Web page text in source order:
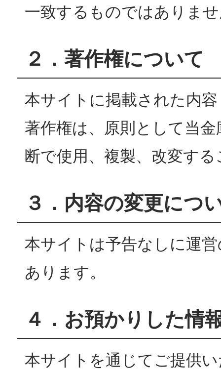
一致するものではありま
２．著作権について
本サイトに掲載された内
著作権は、原則として当
断で使用、複製、改変す
３．内容の変更につ
本サイトは予告なしに運
あります。
４．お預かりした情
本サイトを通じてご提供